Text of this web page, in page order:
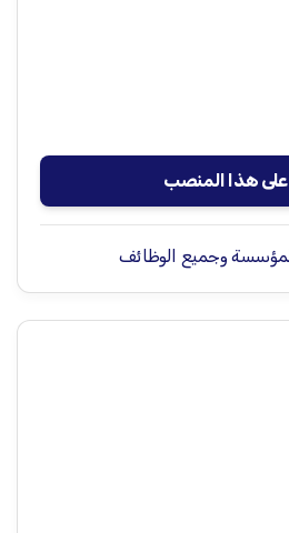
على هذا المنصب
وجميع الوظائف